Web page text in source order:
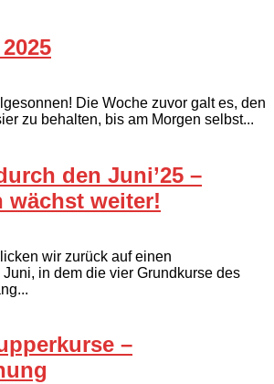
Die Woche zuvor galt es, den
zu behalten, bis am Morgen selbst...
den Juni’25 –
wächst weiter!
wir zurück auf einen
in dem die vier Grundkurse des
–